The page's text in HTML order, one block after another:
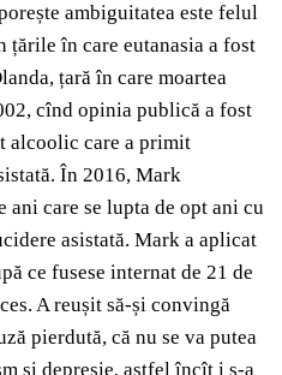
ambiguitatea este felul
țările în care eutanasia a fost
țară în care moartea
cînd opinia publică a fost
alcoolic care a primit
În 2016, Mark
ani care se lupta de opt ani cu
asistată. Mark a aplicat
ce fusese internat de 21 de
A reușit să-și convingă
pierdută, că nu se va putea
și depresie, astfel încît i s-a